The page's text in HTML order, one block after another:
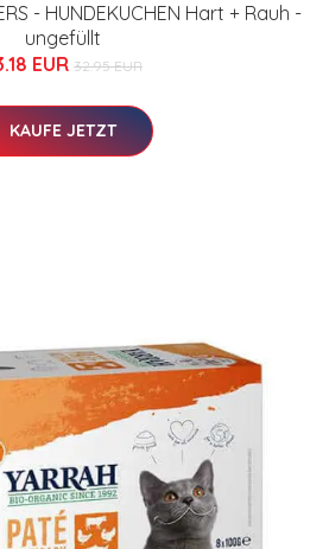
- HUNDEKUCHEN Hart + Rauh -
ungefüllt
EUR 32.95 EUR
KAUFE JETZT